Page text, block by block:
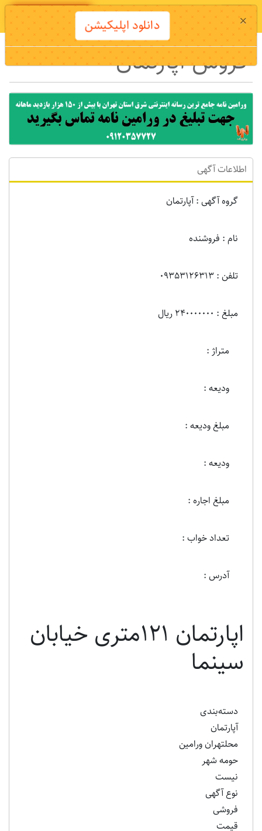
دانلود اپلیکیشن
فروش آپارتمان
اطلاعات آگهی
گروه آگهی : آپارتمان
نام : فروشنده
تلفن : 09353126313
مبلغ : 240000000 ریال
متراژ :
ودیعه :
مبلغ ودیعه :
ودیعه :
مبلغ اجاره :
تعداد خواب :
آدرس :
اپارتمان 121متری خیابان
سینما
دسته‌بندی
آپارتمان
محلتهران ورامین
حومه شهر
نیست
نوع آگهی
فروشی
قیمت
× دانلود اپلیکیشن